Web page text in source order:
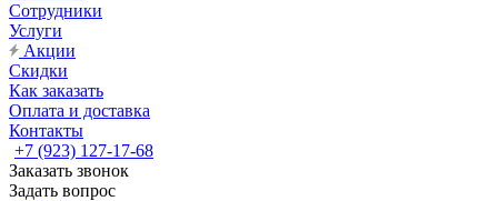
Сотрудники
Услуги
Акции
Скидки
Как заказать
Оплата и доставка
Контакты
+7 (923) 127-17-68
Заказать звонок
Задать вопрос